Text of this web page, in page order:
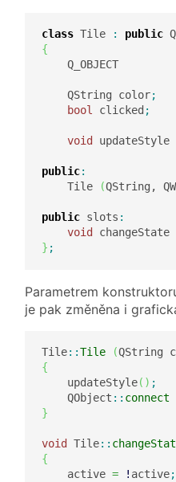
class Tile : public
{
    Q_OBJECT
    QString color
;
bool clicked ;
void updateStyle
public:
    Tile
(QString,
public slots :
void
changeState
} ;
Parametrem
je pak změněna i
Tile::Tile (QString
{
    updateStyle
( ) ;
    QObject
:: connect
}
void Tile::
{
    active
= ! active;